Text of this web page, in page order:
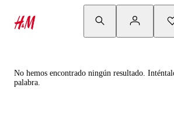
No hemos encontrado ningún resultado.
palabra.